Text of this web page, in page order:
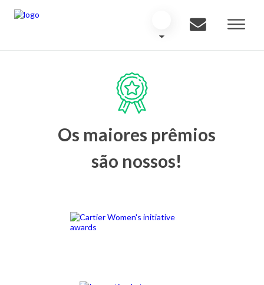
Os maiores prêmios
são nossos!